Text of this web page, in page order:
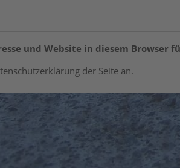
und Website in diesem Browser
der Seite an.